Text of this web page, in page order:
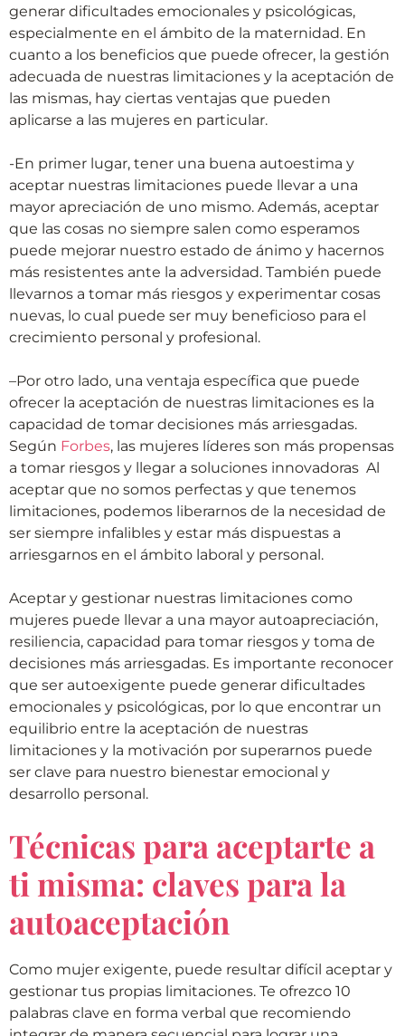
generar dificultades emocionales y psicológicas,
especialmente en el ámbito de la maternidad. En
cuanto a los beneficios que puede ofrecer, la gestión
adecuada de nuestras limitaciones y la aceptación de
las mismas, hay ciertas ventajas que pueden
aplicarse a las mujeres en particular.
-En primer lugar, tener una buena autoestima y
aceptar nuestras limitaciones puede llevar a una
mayor apreciación de uno mismo. Además, aceptar
que las cosas no siempre salen como esperamos
puede mejorar nuestro estado de ánimo y hacernos
más resistentes ante la adversidad. También puede
llevarnos a tomar más riesgos y experimentar cosas
nuevas, lo cual puede ser muy beneficioso para el
crecimiento personal y profesional.
–Por otro lado, una ventaja específica que puede
ofrecer la aceptación de nuestras limitaciones es la
capacidad de tomar decisiones más arriesgadas.
Según Forbes, las mujeres líderes son más propensas
a tomar riesgos y llegar a soluciones innovadoras Al
aceptar que no somos perfectas y que tenemos
limitaciones, podemos liberarnos de la necesidad de
ser siempre infalibles y estar más dispuestas a
arriesgarnos en el ámbito laboral y personal.
Aceptar y gestionar nuestras limitaciones como
mujeres puede llevar a una mayor autoapreciación,
resiliencia, capacidad para tomar riesgos y toma de
decisiones más arriesgadas. Es importante reconocer
que ser autoexigente puede generar dificultades
emocionales y psicológicas, por lo que encontrar un
equilibrio entre la aceptación de nuestras
limitaciones y la motivación por superarnos puede
ser clave para nuestro bienestar emocional y
desarrollo personal.
Técnicas para aceptarte a
ti misma: claves para la
autoaceptación
Como mujer exigente, puede resultar difícil aceptar y
gestionar tus propias limitaciones. Te ofrezco 10
palabras clave en forma verbal que recomiendo